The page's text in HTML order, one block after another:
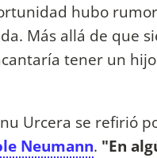
hubo
Más allá de que
tener un
Urcera se refirió
Neumann. "En